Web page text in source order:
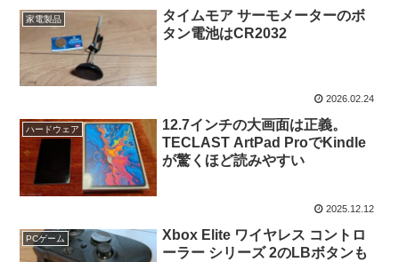
家電製品
タイムモア サーモメーターのボ
タン電池はCR2032
2026.02.24
ハードウェア
12.7インチの大画面は正義。
TECLAST ArtPad ProでKindle
が驚くほど読みやすい
2025.12.12
PCゲーム
Xbox Elite ワイヤレス コントロ
ーラー シリーズ 2のLBボタンも